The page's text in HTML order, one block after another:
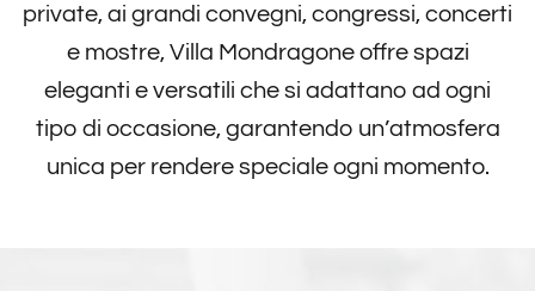
private, ai grandi convegni, congressi, concerti
e mostre, Villa Mondragone offre spazi
eleganti e versatili che si adattano ad ogni
tipo di occasione, garantendo un’atmosfera
unica per rendere speciale ogni momento.